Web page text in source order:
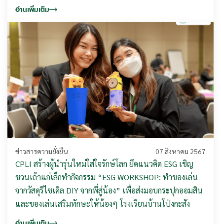
อ่านเพิ่มเติม
ข่าวสารความยั่งยืน 07 สิงหาคม 2567
CPLI สร้างผู้นำรุ่นใหม่ใส่ใจรักษ์โลก ยึดแนวคิด ESG เชิญ
ชวนเถ้าแก่เล็กทำกิจกรรม “ESG WORKSHOP: ทำของเล่น
จากวัสดุรีไซเคิล DIY จากพี่สู่น้อง” เพื่อส่งมอบกระปุกออมสิน
และของเล่นเสริมทักษะให้น้องๆ โรงเรียนบ้านโป่งกะสัง